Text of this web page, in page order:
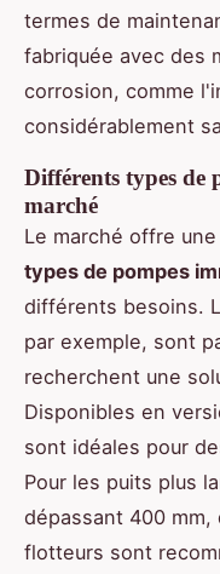
termes de
fabriquée avec des
corrosion, comme
considérablement sa
Différents types de
marché
Le marché offre
types de pompes
différents besoins.
par exemple, sont
recherchent une
Disponibles en
sont idéales pour
Pour les puits plus
dépassant 400
flotteurs sont